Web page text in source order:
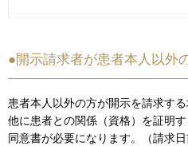
●開示請求者が患者本人以外
患者本人以外の方が開示を請求す
他に患者との関係（資格）を証明
同意書が必要になります。（請求